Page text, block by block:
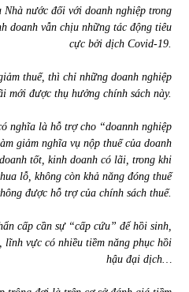
nước đối với doanh nghiệp trong
doanh vẫn chịu những tác động tiêu
cực bởi dịch Covid-19.
thuế, thì chỉ những doanh nghiệp
mới được thụ hưởng chính sách này.
nghĩa là hỗ trợ cho “doannh nghiệp
giảm nghĩa vụ nộp thuế của doanh
tốt, kinh doanh có lãi, trong khi
lỗ, không còn khả năng đóng thuế
được hỗ trợ của chính sách thuế.
cấp cần sự “cấp cứu” để hồi sinh,
lĩnh vực có nhiều tiềm năng phục hồi
hậu đại dịch…